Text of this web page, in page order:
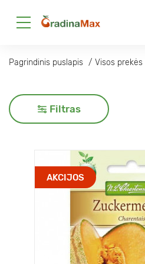
Pagrindinis puslapis Visos prekės
Filtras
AKCIJOS